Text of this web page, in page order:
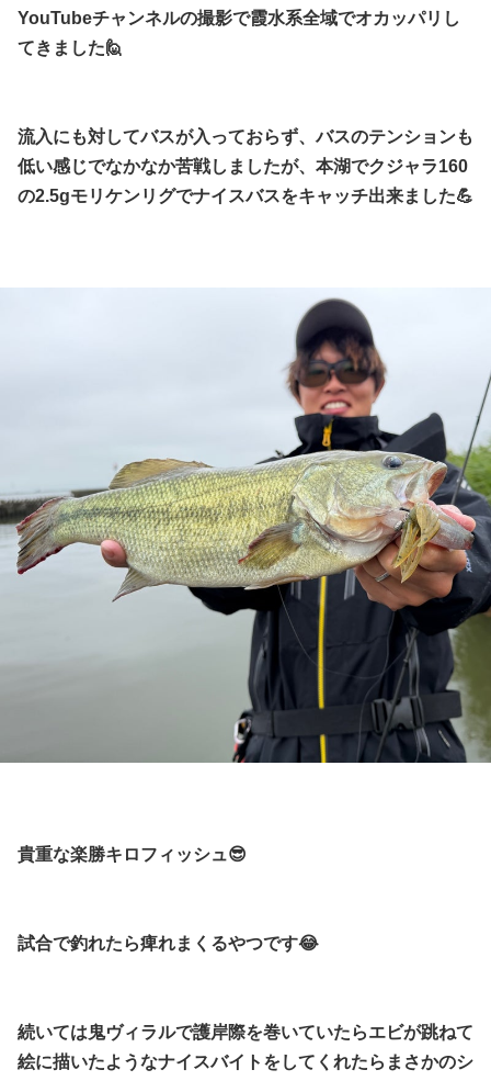
YouTubeチャンネルの撮影で霞水系全域でオカッパリし
てきました🙋
流入にも対してバスが入っておらず、バスのテンションも
低い感じでなかなか苦戦しましたが、本湖でクジャラ160
の2.5gモリケンリグでナイスバスをキャッチ出来ました💪
貴重な楽勝キロフィッシュ😎
試合で釣れたら痺れまくるやつです😂
続いては鬼ヴィラルで護岸際を巻いていたらエビが跳ねて
絵に描いたようなナイスバイトをしてくれたらまさかのシ